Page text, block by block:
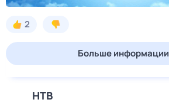
2
Больше информации
НТВ